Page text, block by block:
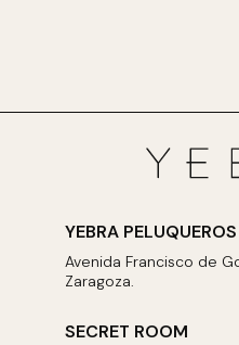
YEBRA PELUQUEROS
Avenida Francisco de
Zaragoza.
SECRET ROOM